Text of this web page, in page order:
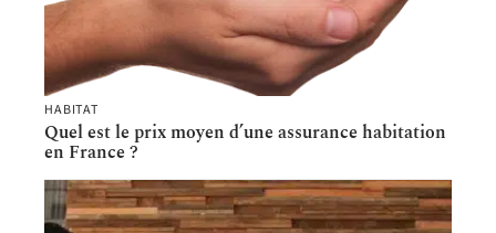
HABITAT
Quel est le prix moyen d’une assurance habitation
en France ?